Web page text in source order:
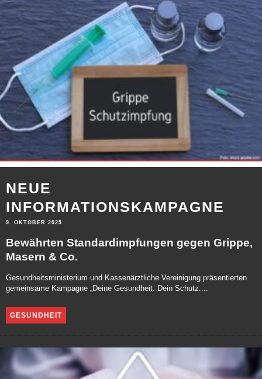
NEUE
INFORMATIONSKAMPAGNE
9. OKTOBER 2025
Bewährten Standardimpfungen gegen Grippe,
Masern & Co.
Gesundheitsministerium und Kassenärztliche Vereinigung präsentierten
gemeinsame Kampagne „Deine Gesundheit. Dein Schutz....
GESUNDHEIT